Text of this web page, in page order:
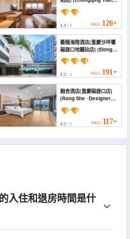
Hotel (Ciqikou Subway
Station))
4.3/ 5 HKD 126+
藝龍海雅酒店(重慶沙坪壩
磁器口地鐵站店) (Elong
Yam Hotel (Chongqing
Shapingba Ciqikou
Subway Station))
4.2/ 5 HKD 191+
融舍酒店(重慶磁器口店)
(Rong She · Designer
Ciqikou Store))
4.5/ 5 HKD 117+
入住和退房時間是什